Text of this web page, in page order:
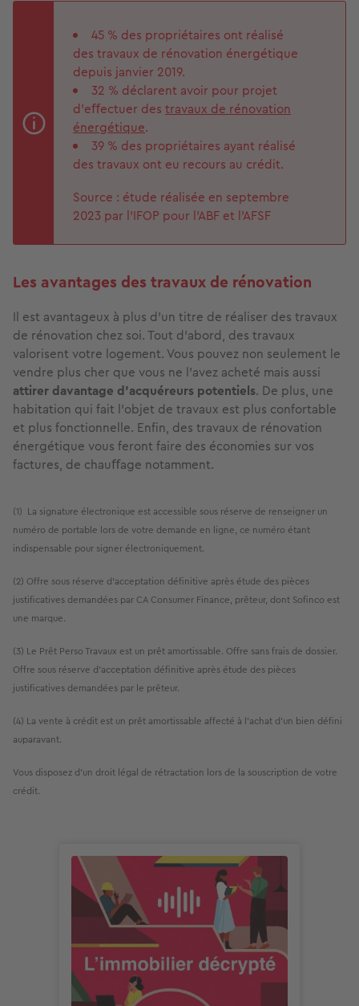
45 % des propriétaires ont réalisé
des travaux de rénovation énergétique
depuis janvier 2019.
32 % déclarent avoir pour projet
d’eﬀectuer des travaux de rénovation
énergétique.
39 % des propriétaires ayant réalisé
des travaux ont eu recours au crédit.
Source : étude réalisée en septembre
2023 par l’IFOP pour l’ABF et l’AFSF
Les avantages des travaux de rénovation
Il est avantageux à plus d’un titre de réaliser des travaux
de rénovation chez soi. Tout d’abord, des travaux
valorisent votre logement. Vous pouvez non seulement le
vendre plus cher que vous ne l’avez acheté mais aussi
attirer davantage d’acquéreurs potentiels. De plus, une
habitation qui fait l’objet de travaux est plus confortable
et plus fonctionnelle. Enﬁn, des travaux de rénovation
énergétique vous feront faire des économies sur vos
factures, de chauﬀage notamment.
(1) La signature électronique est accessible sous réserve de renseigner un
numéro de portable lors de votre demande en ligne, ce numéro étant
indispensable pour signer électroniquement.
(2) Offre sous réserve d'acceptation définitive après étude des pièces
justificatives demandées par CA Consumer Finance, prêteur, dont Sofinco est
une marque.
(3) Le Prêt Perso Travaux est un prêt amortissable. Offre sans frais de dossier.
Offre sous réserve d'acceptation définitive après étude des pièces
justificatives demandées par le prêteur.
(4) La vente à crédit est un prêt amortissable affecté à l’achat d’un bien défini
auparavant.
Vous disposez d'un droit légal de rétractation lors de la souscription de votre
crédit.